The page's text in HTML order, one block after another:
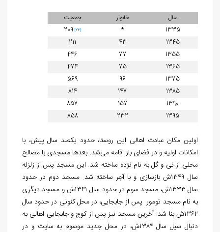
سال خانوار
جمعیت
1335
*
[24]
209
1345
43
211
1355
77
446
1365
75
474
1375
96
569
1385
147
814
1390
157
857
1395
232
858
اولین مکان عبادت اهالی این روستا، حدود یکصد سال پیش، با
امکانات اولیه و در فضای باز اقامه می‌شد. بعدها مسجدی با مصالح
محلی از نی و گل به نام نژده ساخته شد. این مسجد پس از زلزله
سال ۱۳۴۹ش بازسازی و با آجر ساخته شد. مسجد دوم در حدود
سال ۱۳۳۳ش، مسجد سوم در حدود سال ۱۳۴۱ش و مسجد دیگری
به نام مسجد تومور پس از جابجایی، در محل کنونی در حدود سال
۱۳۶۲ش بنا شد. آخرین مسجد نیز پس از کوچ و جابجایی اهالی به
دنبال سیل سال ۱۳۸۴ش، در محل جدید موسوم به سایت و در